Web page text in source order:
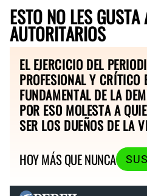
ESTO NO LES GUSTA
AUTORITARIOS
EL EJERCICIO DEL
PROFESIONAL Y CRÍTICO
FUNDAMENTAL DE LA
POR ESO MOLESTA A
SER LOS DUEÑOS DE LA
HOY MÁS QUE NUNCA